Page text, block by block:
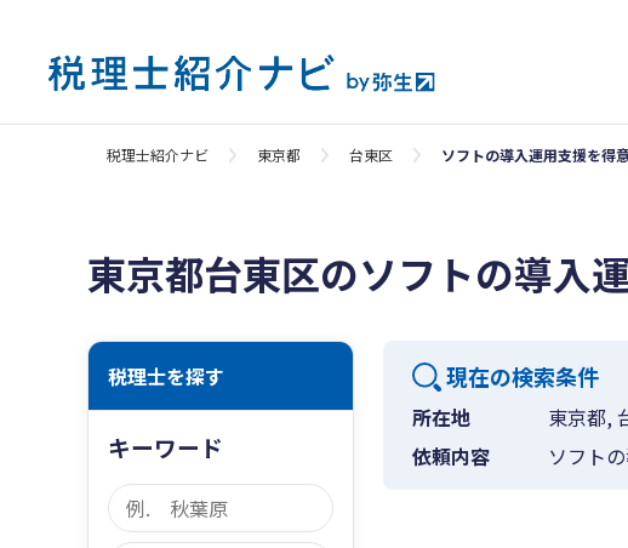
税理士紹介ナビ 東京都 台東区 ソフトの導入運用支援を得
東京都台東区のソフトの導入
税理士を探す
キーワード
現在の検索条件
所在地
東京都,
依頼内容
ソフト